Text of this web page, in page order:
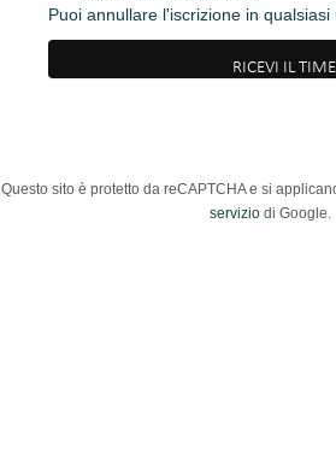
Puoi annullare l'iscrizione in qualsiasi
Questo sito è protetto da reCAPTCHA e si
serviziodi Google.